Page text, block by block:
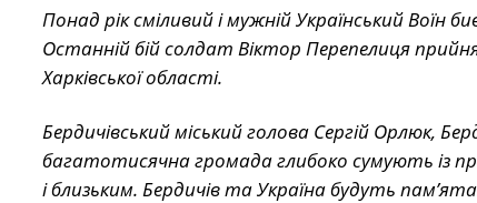
Понад рік сміливий і мужній Український
Останній бій солдат Віктор Перепелиця
Харківської області.
Бердичівський міський голова Сергій Орлюк,
багатотисячна громада глибоко сумують із
і близьким. Бердичів та Україна будуть